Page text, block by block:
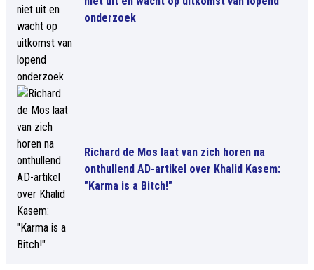
onderzoek
Richard de Mos laat van zich horen na
onthullend AD-artikel over Khalid Kasem:
"Karma is a Bitch!"